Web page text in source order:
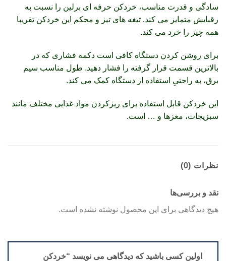
سادگی و قدرت مناسب، خردکن حرفه ای برلین را نسبت به
رقبایش متمایز می کند. تیغه های تیز و محکم این خردکن تقریبا
همه چیز را خرد می کند.
برای روشن کردن دستگاه کافی است دکمه فشاری که در
بالاترین قسمت قرار گرفته را فشار دهید. طول مناسب سیم
برق، به راحتیِ استفاده از دستگاه کمک می کند.
این خردکن قابل استفاده برای ریزکردن مواد غذایی مختلف مانند
سبزیجات، مغزها و … است.
نظرات (0)
نقد و بررسی‌ها
هیچ دیدگاهی برای این محصول نوشته نشده است.
اولین کسی باشید که دیدگاهی می نویسد “خردکن